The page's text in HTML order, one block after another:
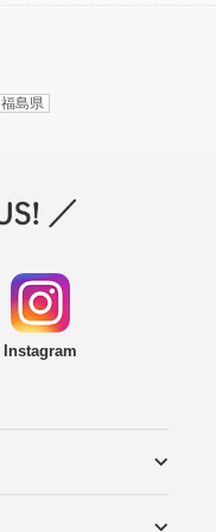
福島県
Instagram